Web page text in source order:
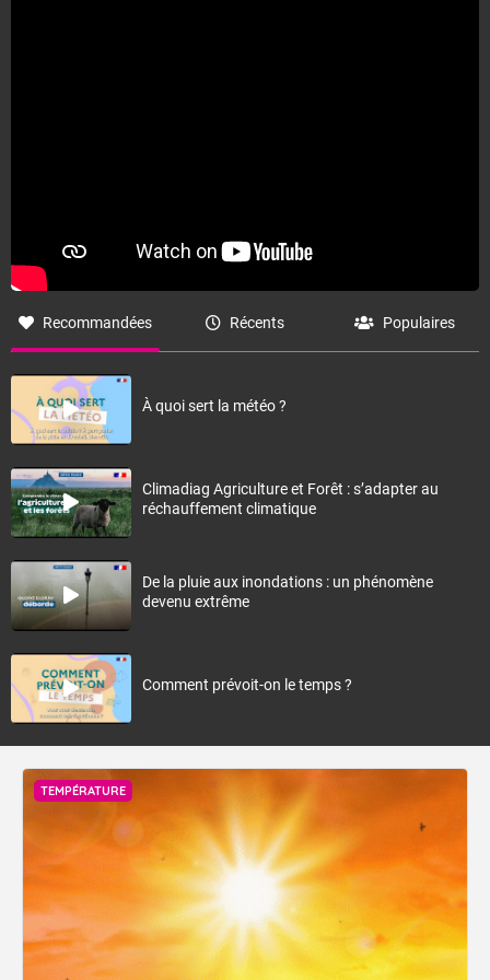
Recommandées Récents Populaires
À quoi sert la météo ?
Climadiag Agriculture et Forêt : s’adapter au
réchauffement climatique
De la pluie aux inondations : un phénomène
devenu extrême
Comment prévoit-on le temps ?
TEMPÉRATURE